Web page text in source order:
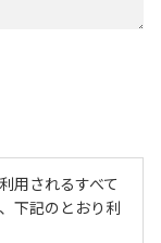
用されるすべて
下記のとおり利